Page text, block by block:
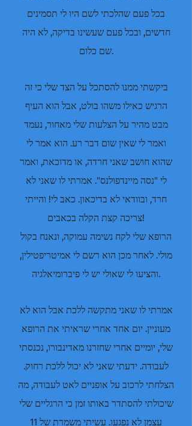
בכל פעם שהלכתי לשם היו לי תסמינים
חדשים, ובכל פעם שעשינו בדיקה, לא היה
שם כלום.
ביקשתי ממנו להסתכל על הצד שלי כי זה
הרגיש כאילו משהו בולט, אבל הוא העיף
מבט מהיר על הצלעות שלי מאחור, נעמד
ואמר לי שאין שום דבר רע. הוא אמר לי
שהוא חושב שאני חרדה, או מדוכאת, ואמר
לי "נסה מיינדפולנס". אמרתי לו שאני לא
חרד, ובוודאי לא בדיכאון. כאב לי! והייתי
צריכה קצת הקלה בכאבים!
הרופא שלי לקח נשימה עמוקה, ונאנח בקול
מולי. לאחר מכן הוא רשם לי אמיטריפטילין,
והציעו לי שאולי יש לי פיברומיאלגיה.
אמרתי לו שאני מתקשה ללכת אבל הוא לא
מעוניין. יום אחד אחרי שראיתי את הרופא
שלי, יומיים אחרי שחזרנו מאדינבורו, נכנסתי
לעבודה. ידעתי שאני לא יכול ללכת רחוק.
הצלחתי לרכוב על אופניים לאט לעבודה, מה
שיכולתי להסתדר באותו זמן כי הרגליים שלי
עצמן לא נפגעו. עשיתי משמרת של 11